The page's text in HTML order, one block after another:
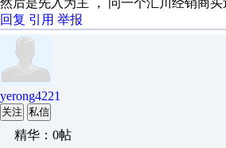
然后是先入为主 ， 问一个汇川经销商
回复 引用 举报
yerong4221
关注 私信
精华：0帖